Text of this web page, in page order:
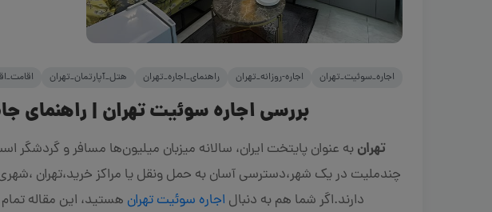
اجاره_سوئیت_تهران اجاره-روزانه_تهران راهنمای_اجاره_تهران هتل_آپارتمان_تهران
بررسی اجاره سوئیت تهران | راهنمای
تهرانبه عنوان پایتخت ایران، سالانه میزبان میلیون‌ها مسافر و
چندملیت در یک شهر،دسترسی آسان به حمل ونقل یا مراکز خرید،تهران
دارند.اگر شما هم به دنبال اجاره سوئیت تهران هستید، این مقاله